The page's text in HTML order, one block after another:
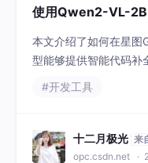
使用Qwen2-VL-
本文介绍了如何在星
型能够提供智能代码补
#开发工具
十二月极光 来
opc.csdn.net ·